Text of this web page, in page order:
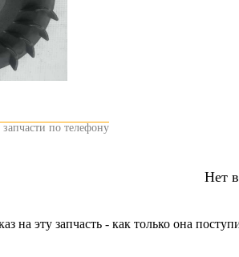
запчасти по телефону
Нет
на эту запчасть - как только она